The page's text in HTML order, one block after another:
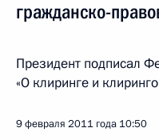
гражданско-
Президент подписал
«О клиринге и
9 февраля 2011 года 10:50